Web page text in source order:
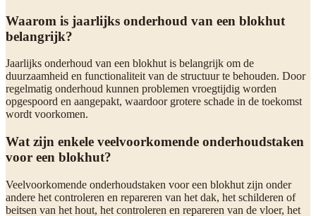
Waarom is jaarlijks onderhoud van een blokhut
belangrijk?
Jaarlijks onderhoud van een blokhut is belangrijk om de
duurzaamheid en functionaliteit van de structuur te behouden. Door
regelmatig onderhoud kunnen problemen vroegtijdig worden
opgespoord en aangepakt, waardoor grotere schade in de toekomst
wordt voorkomen.
Wat zijn enkele veelvoorkomende onderhoudstaken
voor een blokhut?
Veelvoorkomende onderhoudstaken voor een blokhut zijn onder
andere het controleren en repareren van het dak, het schilderen of
beitsen van het hout, het controleren en repareren van de vloer, het